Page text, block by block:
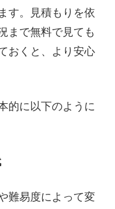
す。見積もりを依
まで無料で見ても
おくと、より安心
的に以下のように
難易度によって変